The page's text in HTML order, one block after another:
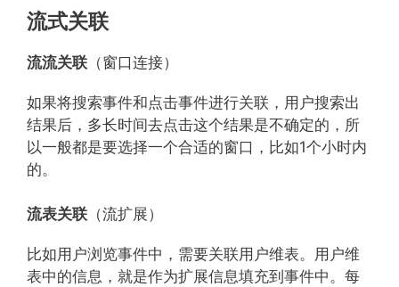
流式关联
流流关联 （窗口连接）
如果将搜索事件和点击事件进行关联，用户搜索出
结果后，多长时间去点击这个结果是不确定的，所
以一般都是要选择一个合适的窗口，比如1个小时内
的。
流表关联 （流扩展）
比如用户浏览事件中，需要关联用户维表。用户维
表中的信息，就是作为扩展信息填充到事件中。每